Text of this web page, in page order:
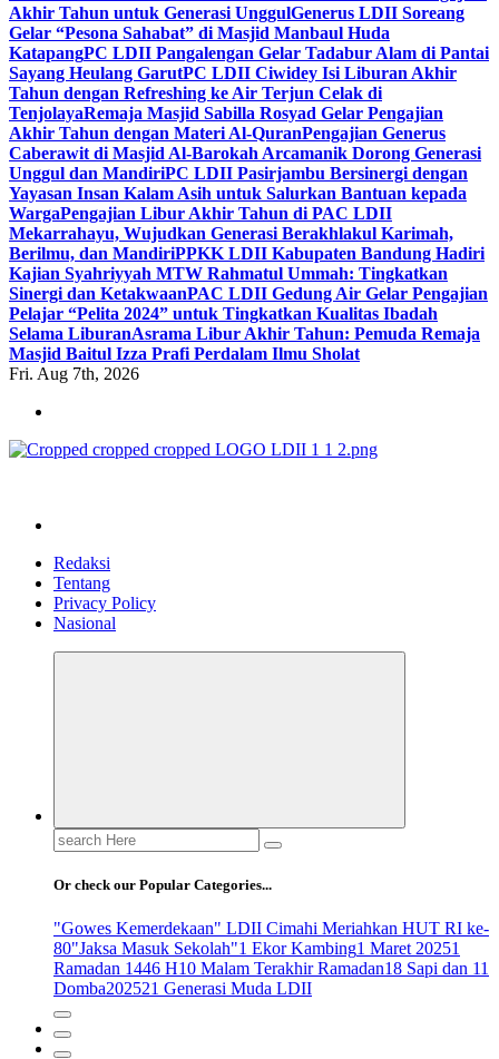
Akhir Tahun untuk Generasi UnggulGenerus LDII Soreang
Gelar “Pesona Sahabat” di Masjid Manbaul Huda
KatapangPC LDII Pangalengan Gelar Tadabur Alam di Pantai
Sayang Heulang GarutPC LDII Ciwidey Isi Liburan Akhir
Tahun dengan Refreshing ke Air Terjun Celak di
TenjolayaRemaja Masjid Sabilla Rosyad Gelar Pengajian
Akhir Tahun dengan Materi Al-QuranPengajian Generus
Caberawit di Masjid Al-Barokah Arcamanik Dorong Generasi
Unggul dan MandiriPC LDII Pasirjambu Bersinergi dengan
Yayasan Insan Kalam Asih untuk Salurkan Bantuan kepada
WargaPengajian Libur Akhir Tahun di PAC LDII
Mekarrahayu, Wujudkan Generasi Berakhlakul Karimah,
Berilmu, dan MandiriPPKK LDII Kabupaten Bandung Hadiri
Kajian Syahriyyah MTW Rahmatul Ummah: Tingkatkan
Sinergi dan KetakwaanPAC LDII Gedung Air Gelar Pengajian
Pelajar “Pelita 2024” untuk Tingkatkan Kualitas Ibadah
Selama LiburanAsrama Libur Akhir Tahun: Pemuda Remaja
Masjid Baitul Izza Prafi Perdalam Ilmu Sholat
Fri. Aug 7th, 2026
Redaksi
Tentang
Privacy Policy
Nasional
Search
for:
Or check our Popular Categories...
"Gowes Kemerdekaan" LDII Cimahi Meriahkan HUT RI ke-
80"Jaksa Masuk Sekolah"1 Ekor Kambing1 Maret 20251
Ramadan 1446 H10 Malam Terakhir Ramadan18 Sapi dan 11
Domba202521 Generasi Muda LDII